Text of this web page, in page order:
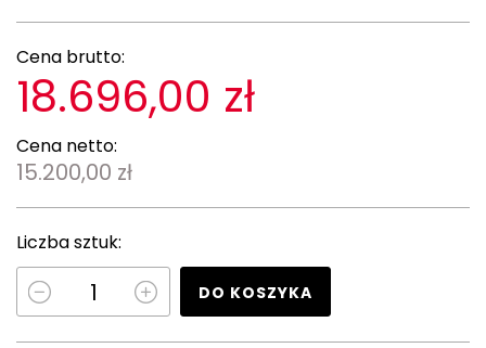
Cena brutto:
18.696,00 zł
Cena netto:
15.200,00 zł
Liczba sztuk:
DO KOSZYKA